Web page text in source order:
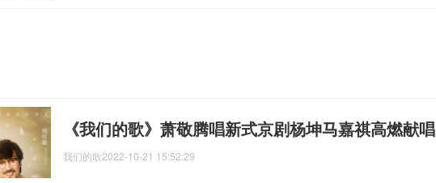
《我们的歌》萧敬腾唱新式京剧杨坤马嘉祺高燃献唱
我们的歌2022-10-21 15:52:29